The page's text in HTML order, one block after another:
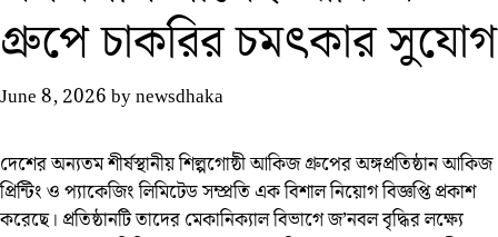
গ্রুপে চাকরির চমৎকার সুযোগ
June 8, 2026bynewsdhaka
দেশের অন্যতম শীর্ষস্থানীয় শিল্পগোষ্ঠী আকিজ গ্রুপের অঙ্গপ্রতিষ্ঠান আকিজ
প্রিন্টিং ও প্যাকেজিং লিমিটেড সম্প্রতি এক বিশাল নিয়োগ বিজ্ঞপ্তি প্রকাশ
করেছে। প্রতিষ্ঠানটি তাদের মেকানিক্যাল বিভাগে জ’নবল বৃদ্ধির লক্ষ্যে